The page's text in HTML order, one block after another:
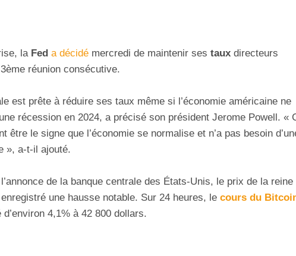
la Fed a décidé mercredi de maintenir ses taux directeurs
réunion consécutive.
est prête à réduire ses taux même si l’économie américaine ne
récession en 2024, a précisé son président Jerome Powell. «
être le signe que l’économie se normalise et n’a pas besoin
», a-t-il ajouté.
de la banque centrale des États-Unis, le prix de la reine
une hausse notable. Sur 24 heures, le cours du
d’environ 4,1% à 42 800 dollars.